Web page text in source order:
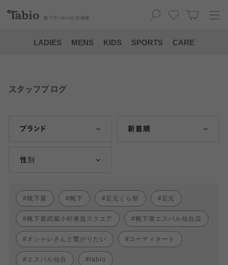
靴下の Tabio 公式通販
LADIES MENS KIDS SPORTS CARE
スタッフブログ
ブランド 新着順
性別
靴下屋 靴下 足元くら部 足元
靴下屋武蔵小杉東急スクエア 靴下屋エスパル仙台店
オシャレさんと繋がりたい コーディネート
エスパル仙台 tabio